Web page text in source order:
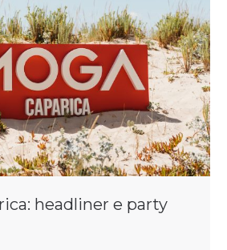
headliner e party